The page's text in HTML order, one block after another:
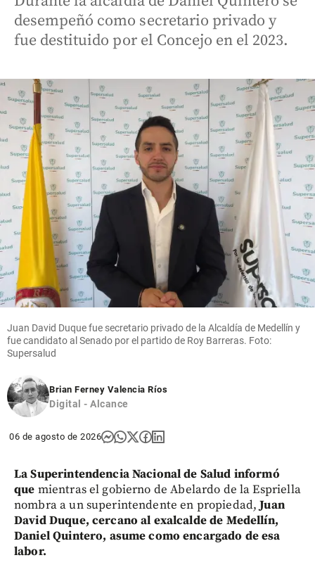
desempeñó como secretario privado y
fue destituido por el Concejo en el 2023.
Juan David Duque fue secretario privado de la Alcaldía de Medellín y
fue candidato al Senado por el partido de Roy Barreras. Foto:
Supersalud
Brian Ferney Valencia Ríos
Digital - Alcance
06 de agosto de 2026
La Superintendencia Nacional de Salud informó
que mientras el gobierno de Abelardo de la Espriella
nombra a un superintendente en propiedad,Juan
David Duque, cercano al exalcalde de Medellín,
Daniel Quintero, asume como encargado de esa
labor.